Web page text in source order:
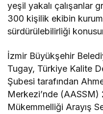
yeşil yakalı çalışanlar
300 kişilik ekibin
sürdürülebilirliği
İzmir Büyükşehir
Tugay, Türkiye Kalite
Şubesi tarafından
Merkezi’nde (AASSM)
Mükemmelliği Arayış